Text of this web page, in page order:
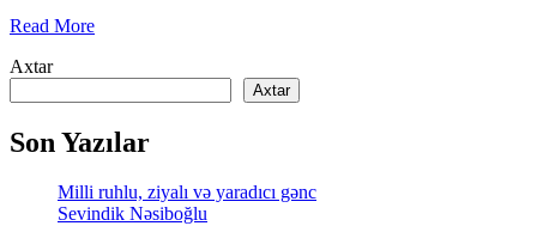
Read More
Axtar
Axtar
Son Yazılar
Milli ruhlu, ziyalı və yaradıcı gənc
Sevindik Nəsiboğlu